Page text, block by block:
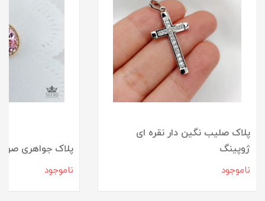
پلاک صلیب نگین دار نقره ای
ژوپینگ
ناموجود
پلاک جواهری
ناموجود